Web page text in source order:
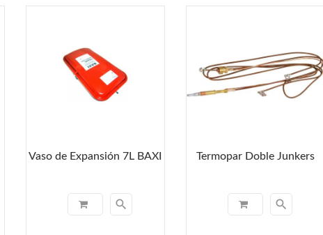
Vaso de Expansión 7L BAXI
search
Termopar Doble Junkers
search